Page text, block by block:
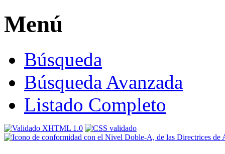
Menú
Búsqueda
Búsqueda Avanzada
Listado Completo